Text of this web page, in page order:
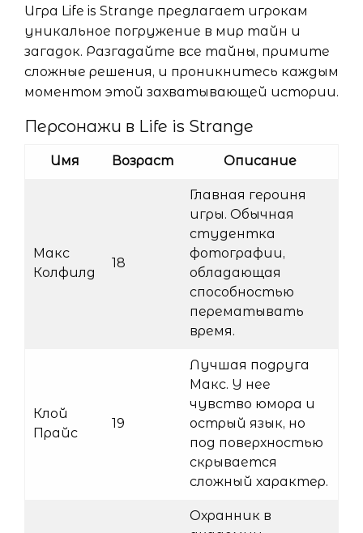
Игра Life is Strange предлагает игрокам
уникальное погружение в мир тайн и
загадок. Разгадайте все тайны, примите
сложные решения, и проникнитесь каждым
моментом этой захватывающей истории.
Персонажи в Life is Strange
Имя Возраст Описание
Макс
Колфилд
18
Главная героиня
игры. Обычная
студентка
фотографии,
обладающая
способностью
перематывать
время.
Клой
Прайс
19
Лучшая подруга
Макс. У нее
чувство юмора и
острый язык, но
под поверхностью
скрывается
сложный характер.
Охранник в